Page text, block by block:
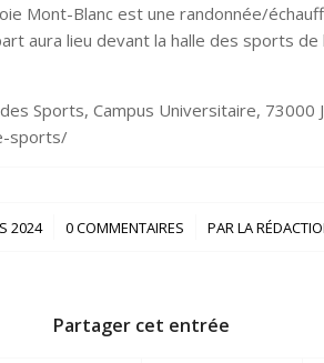
Mont-Blanc est une randonnée/
aura lieu devant la halle des sports de
Sports, Campus Universitaire, 73000
sports/
2024 0 COMMENTAIRES
/ PARLA
Partager cet entrée